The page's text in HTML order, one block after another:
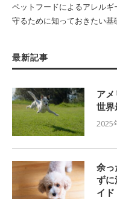
ペットフードによるアレル
守るために知っておきたい基
最新記事
アメ
世界
2025
余っ
ずに
イド